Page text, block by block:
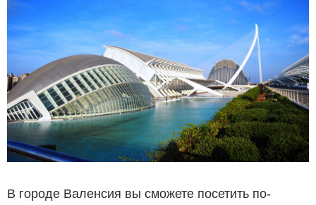
В городе Валенсия вы сможете посетить по-